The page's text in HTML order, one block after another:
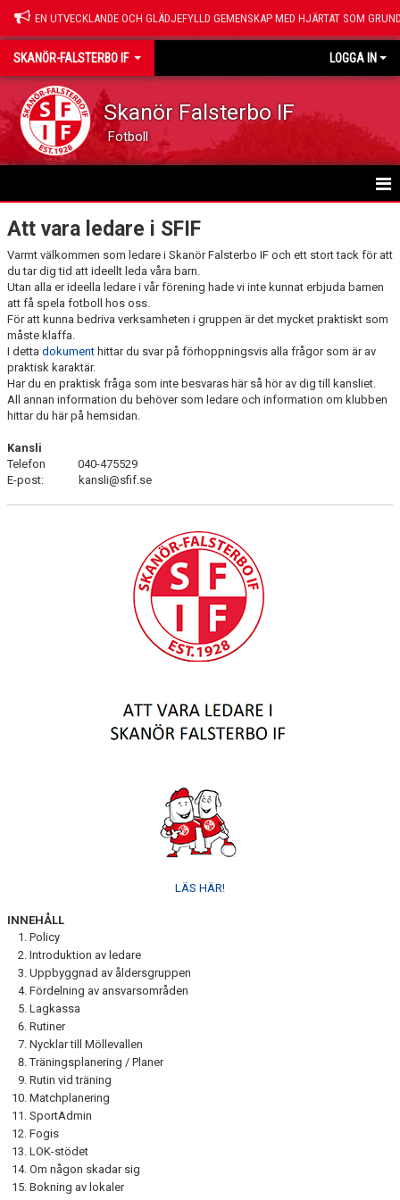
EN UTVECKLANDE OCH GLÄDJEFYLLD GEMENSKAP MED HJÄRTAT SOM
SKANÖR-FALSTERBO IF LOGGA IN
Skanör Falsterbo IF
Fotboll
HEM
NYHETER
OM SFIF
KONTAKT
ORGANISATION/STYRELSE
MEDLEMSAVGIFTER
PROVA PÅ
NOLLTOLERANS
ATT VARA LEDARE I SFIF
ATT VARA VÅRDNADSHAVARE I SFIF
HITTA HIT
FÖRSÄKRING
PROFILPRODUKTER
BLI STÖDMEDLEM
MEDLEMSERBJUDANDEN
TRÄNINGSTIPS
ÅRETS SFIF:ARE
SFIF-HYMNEN
Att vara ledare i SFIF
Varmt välkommen som ledare i Skanör Falsterbo IF och ett stort tack för att
du tar dig tid att ideellt leda våra barn.
Utan alla er ideella ledare i vår förening hade vi inte kunnat erbjuda barnen
att få spela fotboll hos oss.
För att kunna bedriva verksamheten i gruppen är det mycket praktiskt som
måste klaffa.
I detta dokument hittar du svar på förhoppningsvis alla frågor som är av
praktisk karaktär.
Har du en praktisk fråga som inte besvaras här så hör av dig till kansliet.
All annan information du behöver som ledare och information om klubben
hittar du här på hemsidan.
Kansli
Telefon 040-475529
E-post: kansli@sfif.se
LÄS HÄR!
INNEHÅLL
Policy
Introduktion av ledare
Uppbyggnad av åldersgruppen
Fördelning av ansvarsområden
Lagkassa
Rutiner
Nycklar till Möllevallen
Träningsplanering / Planer
Rutin vid träning
Matchplanering
SportAdmin
Fogis
LOK-stödet
Om någon skadar sig
Bokning av lokaler